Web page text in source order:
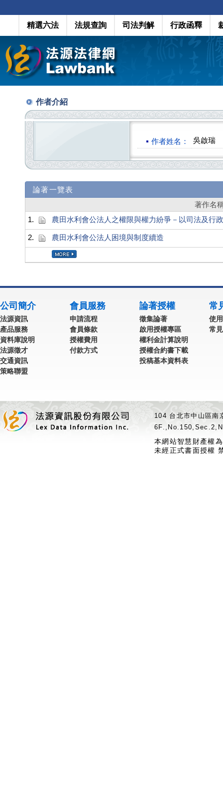
精選六法 法規查詢 司法判解 行政函釋
作者介紹
作者姓名： 吳啟瑞
論著一覽表
著作名
1.
農田水利會公法人之權限與權力紛爭－以司法及行
2. 農田水利會公法人困境與制度續造
公司簡介
法源資訊
產品服務
資料庫說明
法源徵才
交通資訊
策略聯盟
會員服務
申請流程
會員條款
授權費用
付款方式
論著授權
徵集論著
啟用授權專區
權利金計算說明
授權合約書下載
投稿基本資料表
常
使
常
104 台北市中山區
本網站智慧財產權
未經正式書面授權